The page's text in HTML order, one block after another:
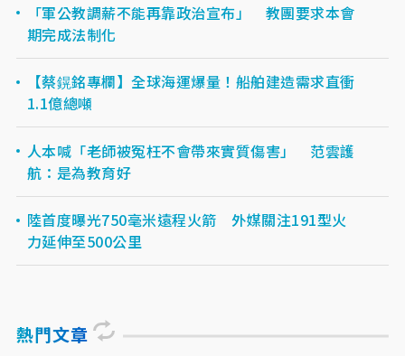
「軍公教調薪不能再靠政治宣布」 教團要求本會
期完成法制化
【蔡鎤銘專欄】全球海運爆量！船舶建造需求直衝
1.1億總噸
人本喊「老師被冤枉不會帶來實質傷害」 范雲護
航：是為教育好
陸首度曝光750毫米遠程火箭 外媒關注191型火
力延伸至500公里
熱門文章